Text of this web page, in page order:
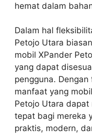
hemat dalam
Dalam hal
Petojo Utara
mobil XPander
yang dapat
pengguna.
manfaat yang
Petojo Utara
tepat bagi mereka
praktis, modern,